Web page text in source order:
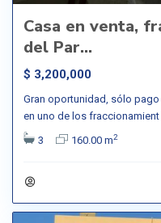
Casa en venta,
del Par...
$ 3,200,000
Gran oportunidad, sólo
en uno de los fraccionamient
3
160.00 m2